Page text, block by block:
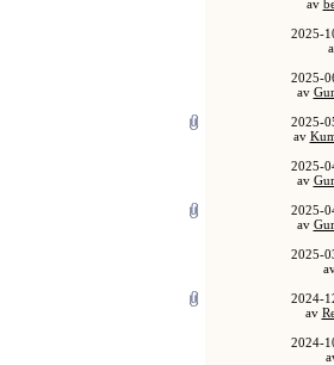
av
2025-
2025-
av
2025-
av
2025-
av
2025-
av
2025-
2024-
av
2024-